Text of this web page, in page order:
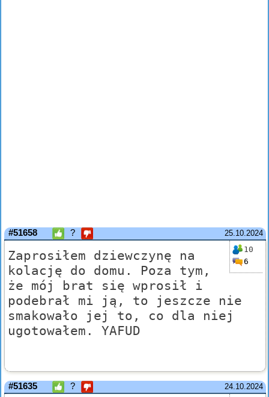
25.10.2024
#51658 ?
10
6
Zaprosiłem dziewczynę na
kolację do domu. Poza tym,
że mój brat się wprosił i
podebrał mi ją, to jeszcze nie
smakowało jej to, co dla niej
ugotowałem. YAFUD
24.10.2024
#51635 ?